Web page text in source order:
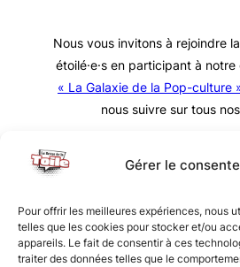
Gérer le
Pour offrir les meilleures expériences, nous
telles que les cookies pour stocker et/ou
appareils. Le fait de consentir à ces
traiter des données telles que le
Nous vous invitons à rejoindre
étoilé·e·s en participant à
« La Galaxie de la Pop-culture
nous suivre sur tous
© Revue de la Toile 2018 – 2026 |